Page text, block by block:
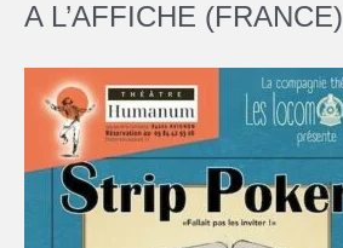
A L’AFFICHE (FRANCE)